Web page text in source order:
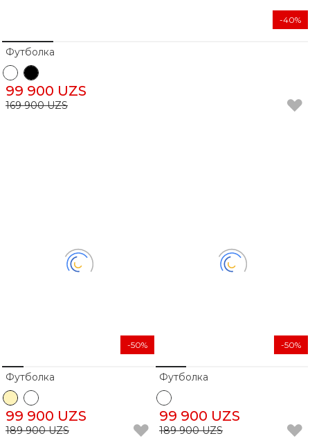
Футболка
99 900 UZS
169 900 UZS
-40%
Футболка
99 900 UZS
189 900 UZS
-50%
Футболка
99 900 UZS
189 900 UZS
-50%